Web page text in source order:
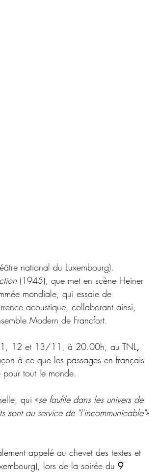
national du Luxembourg).
(1945), que met en scène Heiner
mondiale, qui essaie de
acoustique, collaborant ainsi,
Modern de Francfort.
12 et 13/11, à 20.00h, au TNL,
à ce que les passages en français
pour tout le monde.
qui «se faufile dans les univers de
sont au service de "l'incommunicable"»
appelé au chevet des textes et
lors de la soirée du 9